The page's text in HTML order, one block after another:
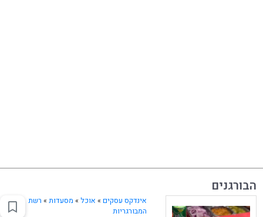
הבורגנים
אינדקס עסקים » אוכל» מסעדות» רשת
המבורגריות